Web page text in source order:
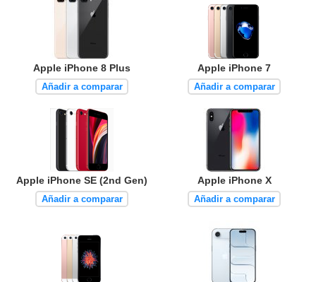
Apple iPhone 8 Plus
Añadir a comparar
Apple iPhone 7
Añadir a comparar
Apple iPhone SE (2nd Gen)
Añadir a comparar
Apple iPhone X
Añadir a comparar